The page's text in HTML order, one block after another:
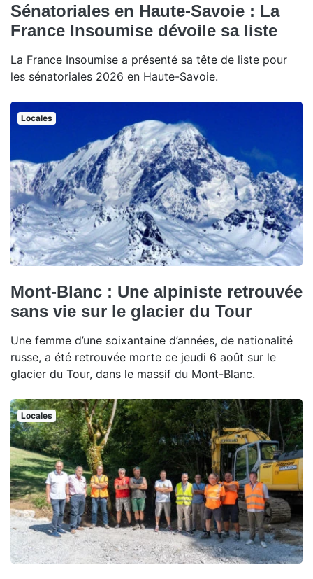
Sénatoriales en Haute-Savoie : La
France Insoumise dévoile sa liste
La France Insoumise a présenté sa tête de liste pour
les sénatoriales 2026 en Haute-Savoie.
Locales
Mont-Blanc : Une alpiniste retrouvée
sans vie sur le glacier du Tour
Une femme d’une soixantaine d’années, de nationalité
russe, a été retrouvée morte ce jeudi 6 août sur le
glacier du Tour, dans le massif du Mont-Blanc.
Locales